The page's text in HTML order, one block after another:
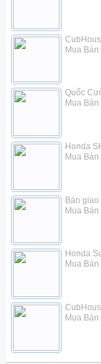
Mua Bán
Quốc
Mua
Honda
Mua
Bàn giao
Mua Bán
Honda
Mua
Mua